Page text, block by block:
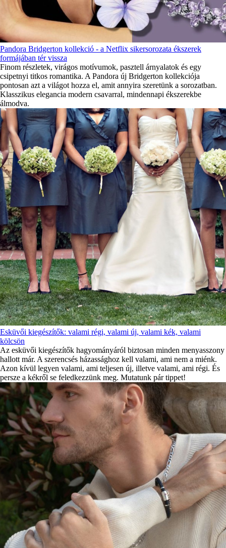
Pandora Bridgerton kollekció - a Netflix sikersorozata ékszerek
formájában tér vissza
Finom részletek, virágos motívumok, pasztell árnyalatok és egy
csipetnyi titkos romantika. A Pandora új Bridgerton kollekciója
pontosan azt a világot hozza el, amit annyira szeretünk a sorozatban.
Klasszikus elegancia modern csavarral, mindennapi ékszerekbe
álmodva.
Esküvői kiegészítők: valami régi, valami új, valami kék, valami
kölcsön
Az esküvői kiegészítők hagyományáról biztosan minden menyasszony
hallott már. A szerencsés házassághoz kell valami, ami nem a miénk.
Azon kívül legyen valami, ami teljesen új, illetve valami, ami régi. És
persze a kékről se feledkezzünk meg. Mutatunk pár tippet!